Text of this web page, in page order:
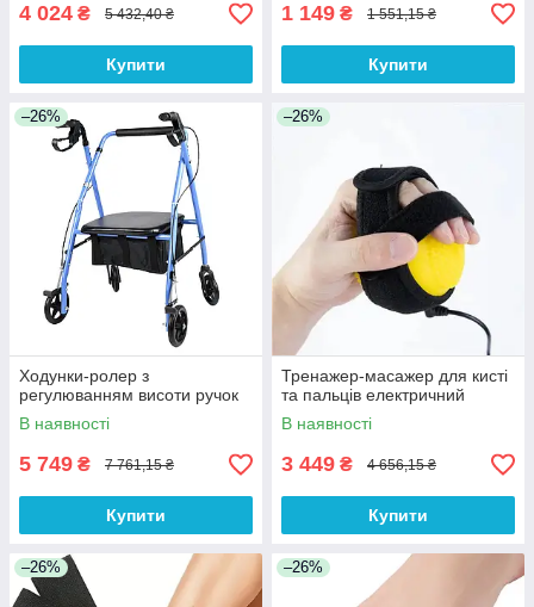
4 024 ₴ 5 432,40 ₴
Купити
1 149 ₴ 1 551,15 ₴
Купити
–26%
Ходунки-ролер з
регулюванням висоти ручок
В наявності
5 749 ₴ 7 761,15 ₴
Купити
–26%
Тренажер-масажер для кисті
та пальців електричний
В наявності
3 449 ₴ 4 656,15 ₴
Купити
–26% –26%